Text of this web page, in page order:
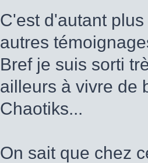
C'est d'autant
autres
Bref je suis sorti
ailleurs à vivre de
Chaotiks...
On sait que chez